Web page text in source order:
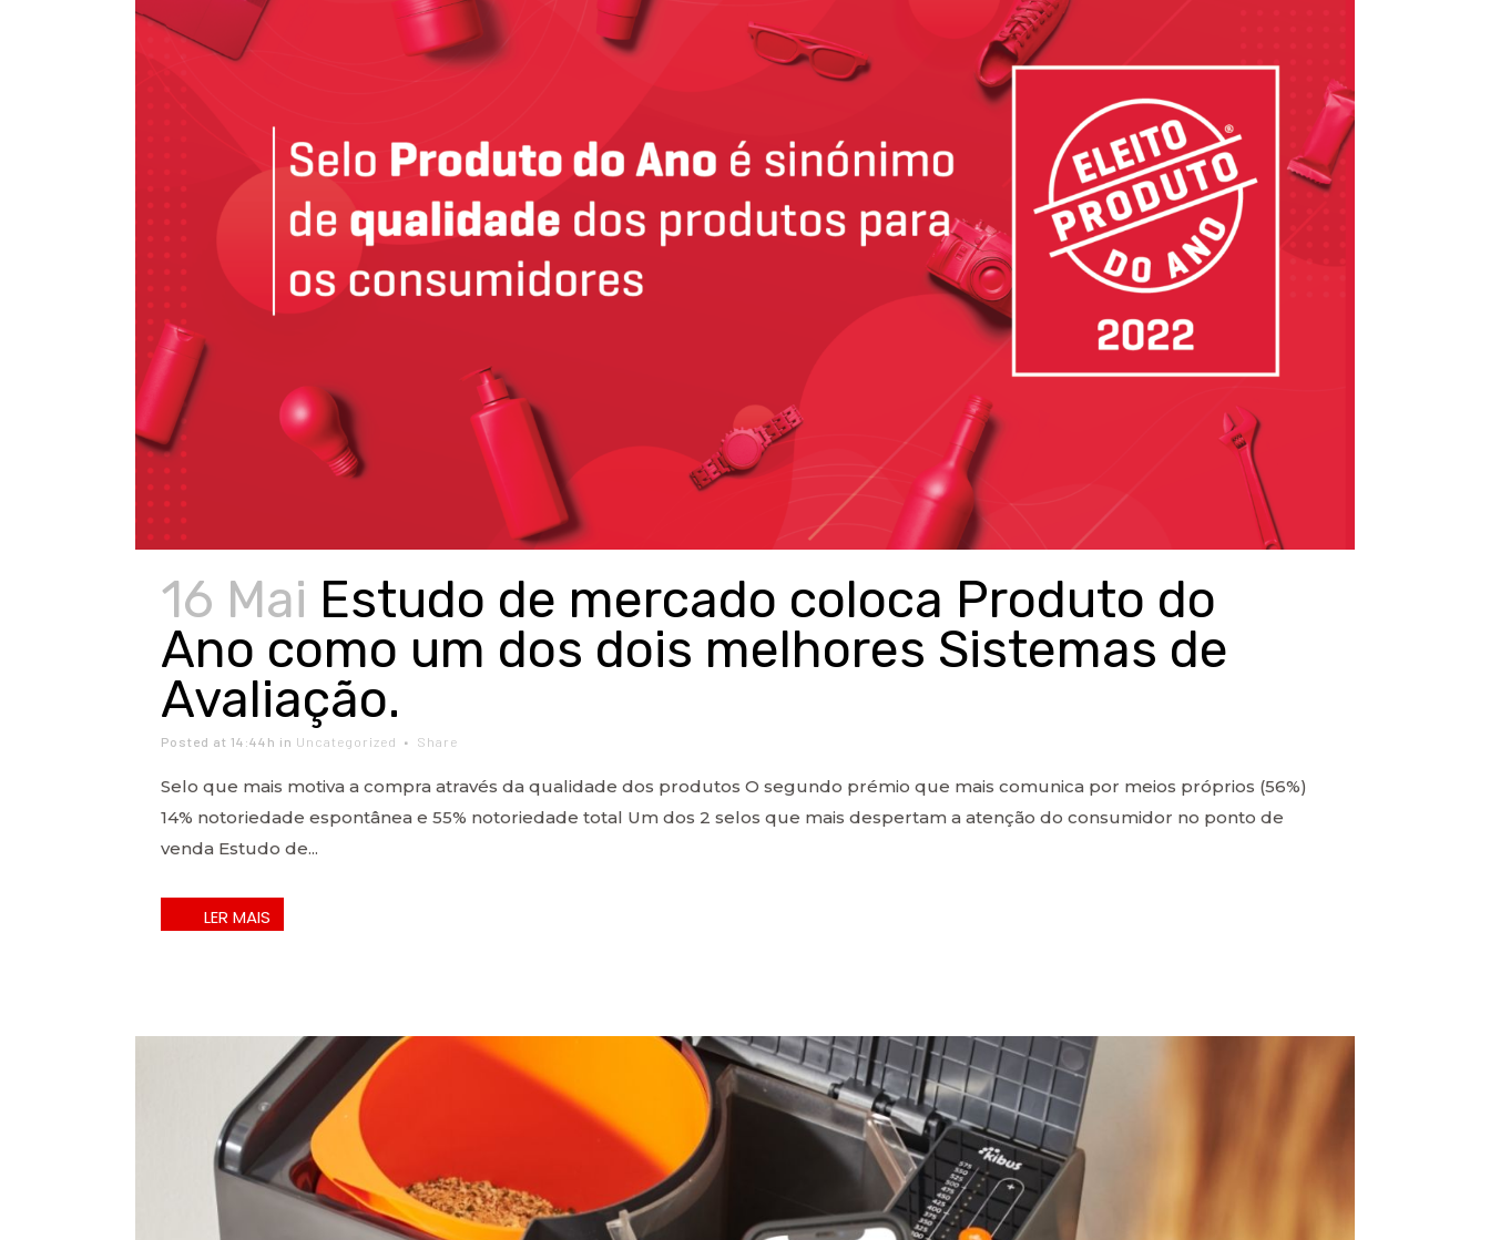
16 Mai Estudo de mercado coloca Produto do
Ano como um dos dois melhores Sistemas de
Avaliação.
Posted at 14:44h in Uncategorized Share
Selo que mais motiva a compra através da qualidade dos produtos O segundo prémio que mais comunica por meios próprios (56%)
14% notoriedade espontânea e 55% notoriedade total Um dos 2 selos que mais despertam a atenção do consumidor no ponto de
venda Estudo de...